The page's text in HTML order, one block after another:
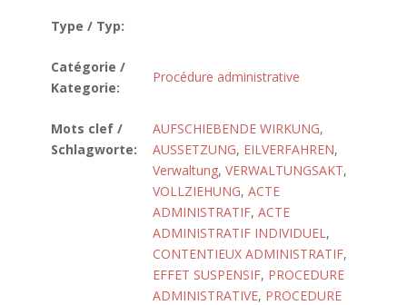
Type / Typ:
Catégorie /
Kategorie:
Procédure administrative
Mots clef /
Schlagworte:
AUFSCHIEBENDE WIRKUNG,
AUSSETZUNG, EILVERFAHREN,
Verwaltung, VERWALTUNGSAKT,
VOLLZIEHUNG, ACTE
ADMINISTRATIF, ACTE
ADMINISTRATIF INDIVIDUEL,
CONTENTIEUX ADMINISTRATIF,
EFFET SUSPENSIF, PROCEDURE
ADMINISTRATIVE, PROCEDURE